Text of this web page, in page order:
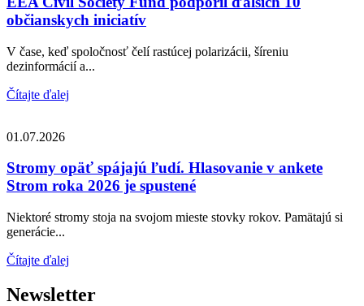
občianskych iniciatív
V čase, keď spoločnosť čelí rastúcej polarizácii, šíreniu
dezinformácií a...
Čítajte ďalej
01.07.2026
Stromy opäť spájajú ľudí. Hlasovanie v ankete
Strom roka 2026 je spustené
Niektoré stromy stoja na svojom mieste stovky rokov. Pamätajú si
generácie...
Čítajte ďalej
Newsletter